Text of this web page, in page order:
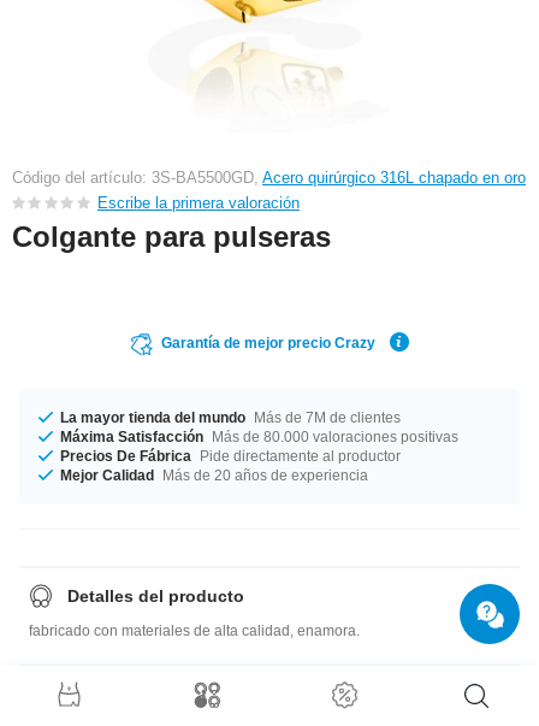
Código del artículo: 3S-BA5500GD, Acero quirúrgico 316L chapado en oro
Escribe la primera valoración
Colgante para pulseras
Garantía de mejor precio Crazy
La mayor tienda del mundo Más de 7M de clientes
Máxima Satisfacción Más de 80.000 valoraciones positivas
Precios De Fábrica
Pide directamente al productor
Mejor Calidad Más de 20 años de experiencia
Detalles del producto
fabricado con materiales de alta calidad, enamora.
Guía de tallas